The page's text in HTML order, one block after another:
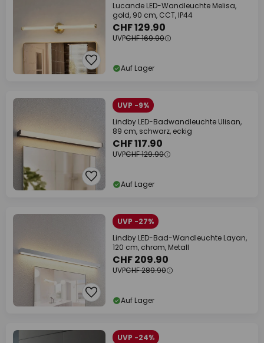
Lucande LED-Wandleuchte Melisa,
gold, 90 cm, CCT, IP44
CHF 129.90
UVPCHF 169.90
Auf Lager
UVP -9%
Lindby LED-Badwandleuchte Ulisan,
89 cm, schwarz, eckig
CHF 117.90
UVPCHF 129.90
Auf Lager
UVP -27%
Lindby LED-Bad-Wandleuchte Layan,
120 cm, chrom, Metall
CHF 209.90
UVPCHF 289.90
Auf Lager
UVP -24%